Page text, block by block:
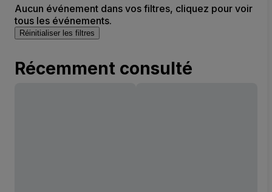
Aucun événement dans vos filtres, cliquez pour voir
tous les événements.
Réinitialiser les filtres
Récemment consulté